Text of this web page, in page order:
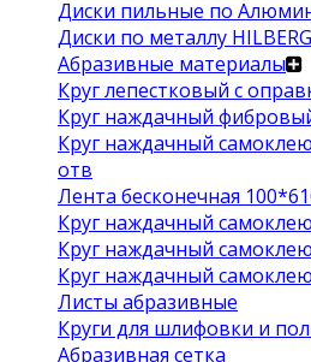
Диски пильные по
Диски по металлу HILBERG
Абразивные материалы
Круг лепестковый с
Круг наждачный
Круг наждачный
отв
Лента бесконечная
Круг наждачный
Круг наждачный
Круг наждачный
Листы абразивные
Круги для шлифовки и
Абразивная сетка